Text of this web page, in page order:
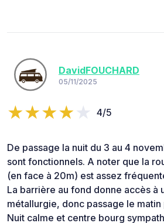
DavidFOUCHARD
05/11/2025
4/5
De passage la nuit du 3 au 4
sont fonctionnels. A noter que la
(en face à 20m) est assez
La barrière au fond donne accès à
métallurgie, donc passage le
Nuit calme et centre bourg